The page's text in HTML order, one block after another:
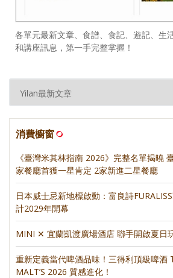
各單元最新文章、食譜、食記、遊記、生
和講座訊息，第一手完整掌握！
消費櫥窗
《臺灣米其林指南 2026》完整名單揭曉
家餐廳首獲一星肯定 2家新進二星餐廳
日本威士忌新地標啟動：富良詩
計2029年開幕
MINI ✕ 宜蘭凱渡廣場酒店 聯手開啟夏日
重新定義當代啤酒品味！三得利頂級啤酒
MALT’S 2026 質感進化！